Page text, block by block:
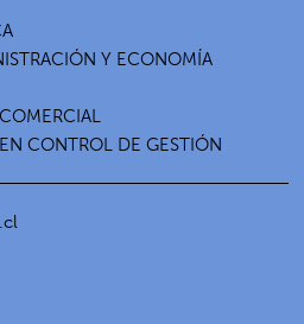
Y ECONOMÍA
CONTROL DE GESTIÓN